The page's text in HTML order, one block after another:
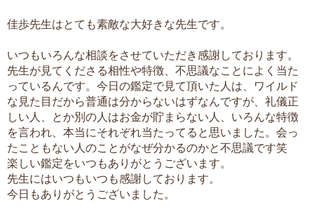
佳歩先生はとても素敵な大好きな先生です。
いつもいろんな相談をさせていただき感謝しております。
先生が見てくださる相性や特徴、不思議なことによく当た
っているんです。今日の鑑定で見て頂いた人は、ワイルド
な見た目だから普通は分からないはずなんですが、礼儀正
しい人、とか別の人はお金が貯まらない人、いろんな特徴
を言われ、本当にそれぞれ当たってると思いました。会っ
たこともない人のことがなぜ分かるのかと不思議です笑
楽しい鑑定をいつもありがとうございます。
先生にはいつもいつも感謝しております。
今日もありがとうございました。